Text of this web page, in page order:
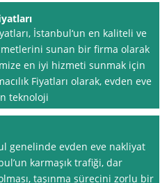
İstanbul‘un en kaliteli ve
sunan bir firma olarak
en iyi hizmeti sunmak için
Fiyatları olarak, evden eve
teknoloji
genelinde evden eve nakliyat
karmaşık trafiği, dar
taşınma sürecini zorlu bir